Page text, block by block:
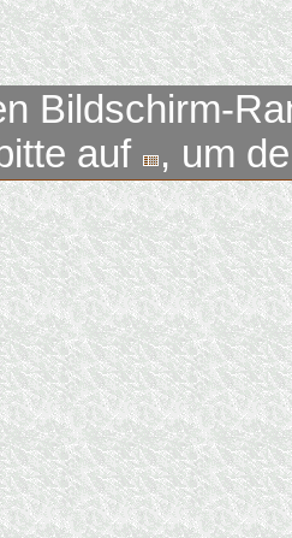
Bildschirm-
auf
, um